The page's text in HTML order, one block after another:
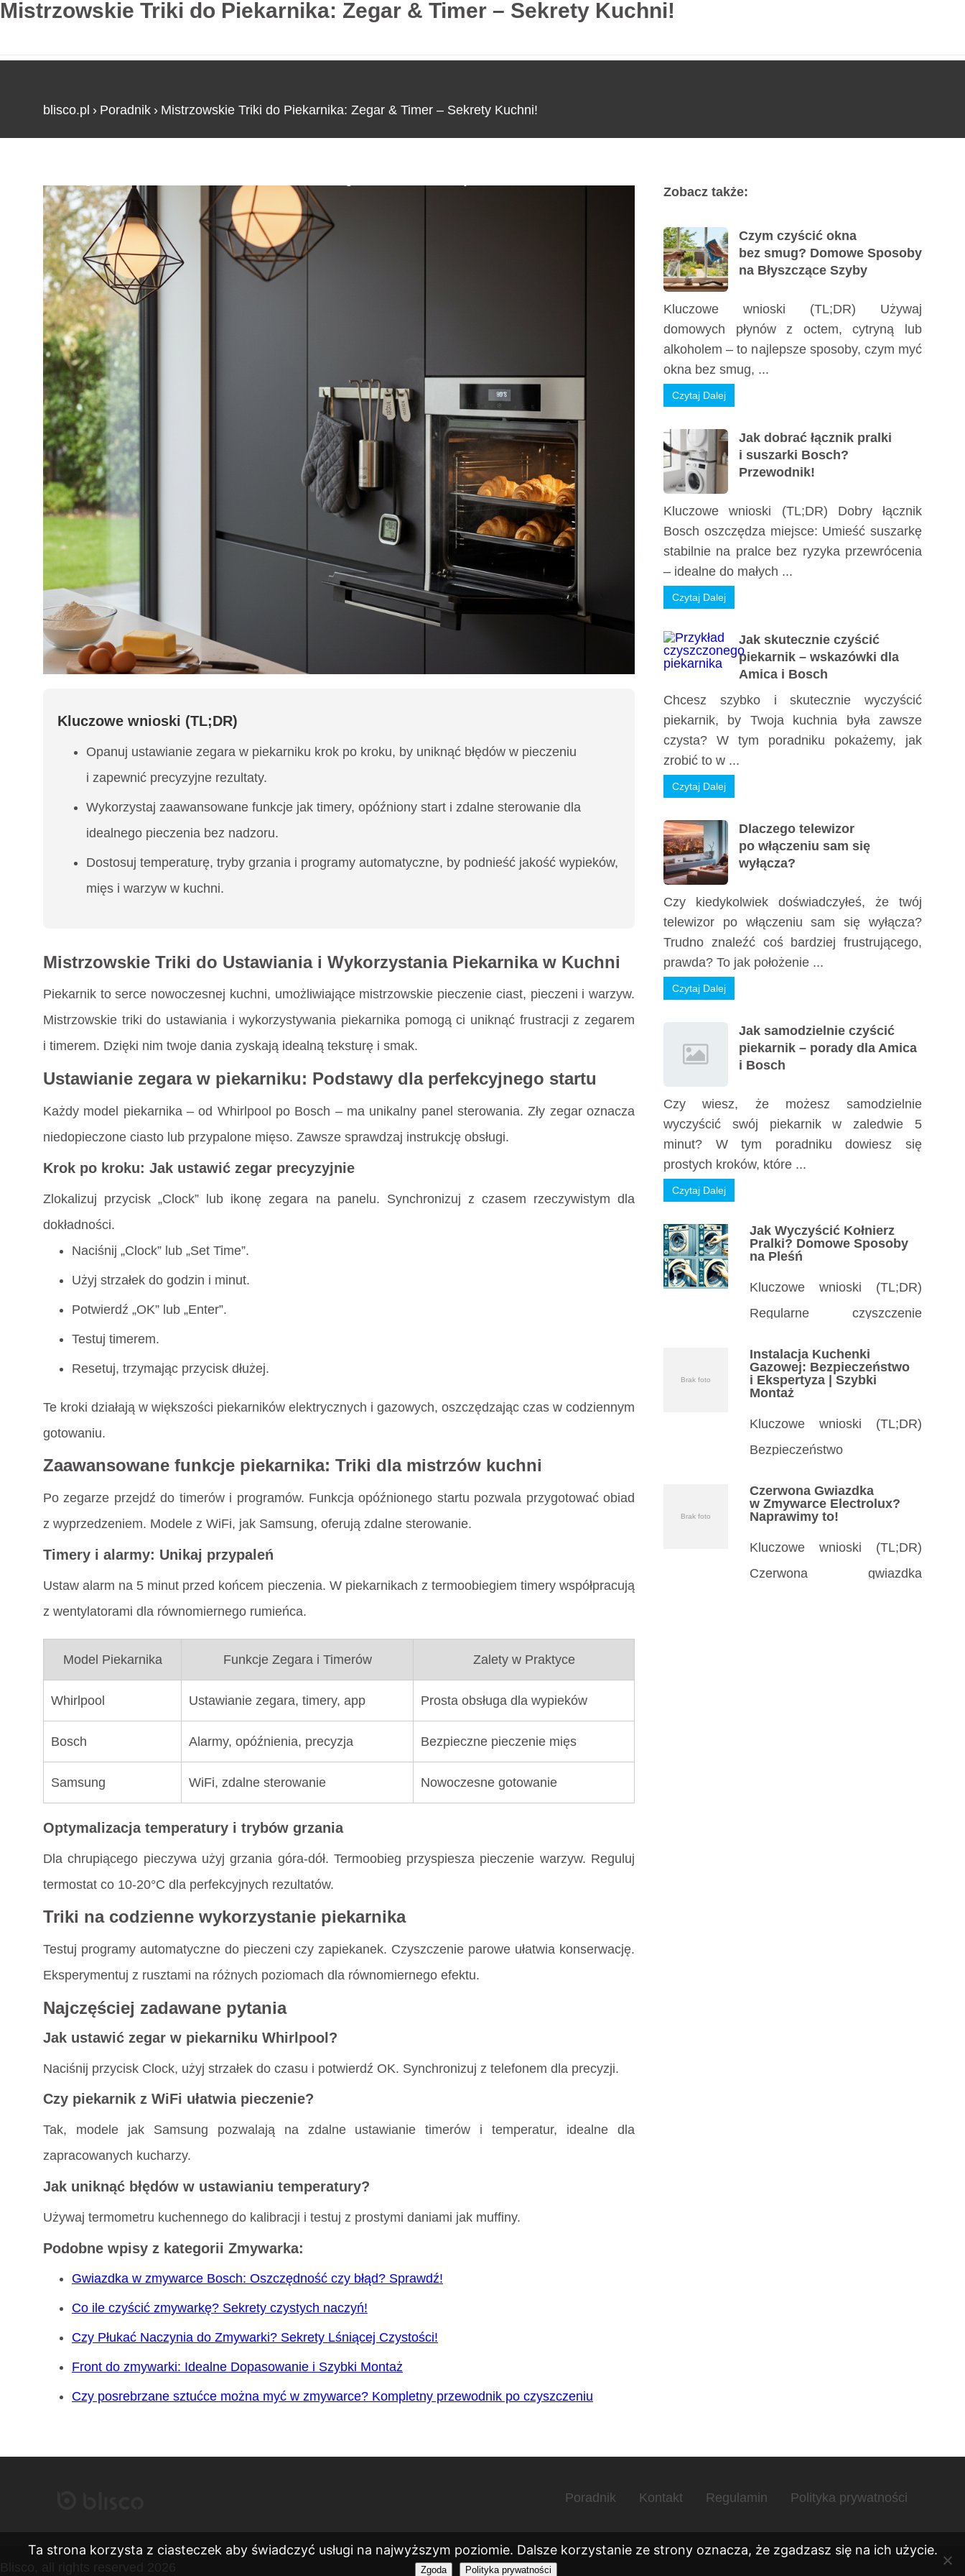
O nas
blisco.pl › Poradnik › Mistrzowskie Triki do Piekarnika: Zegar & Timer – Sekrety Kuchni!
Mistrzowskie Triki do Piekarnika: Zegar & Timer – Sekrety Kuchni!
Kluczowe wnioski (TL;DR)
Opanuj ustawianie zegara w piekarniku krok po kroku, by uniknąć błędów w pieczeniu
i zapewnić precyzyjne rezultaty.
Wykorzystaj zaawansowane funkcje jak timery, opóźniony start i zdalne sterowanie dla
idealnego pieczenia bez nadzoru.
Dostosuj temperaturę, tryby grzania i programy automatyczne, by podnieść jakość wypieków,
mięs i warzyw w kuchni.
Mistrzowskie Triki do Ustawiania i Wykorzystania Piekarnika w Kuchni
Piekarnik to serce nowoczesnej kuchni, umożliwiające mistrzowskie pieczenie ciast, pieczeni i warzyw.
Mistrzowskie triki do ustawiania i wykorzystywania piekarnika pomogą ci uniknąć frustracji z zegarem
i timerem. Dzięki nim twoje dania zyskają idealną teksturę i smak.
Ustawianie zegara w piekarniku: Podstawy dla perfekcyjnego startu
Każdy model piekarnika – od Whirlpool po Bosch – ma unikalny panel sterowania. Zły zegar oznacza
niedopieczone ciasto lub przypalone mięso. Zawsze sprawdzaj instrukcję obsługi.
Krok po kroku: Jak ustawić zegar precyzyjnie
Zlokalizuj przycisk „Clock” lub ikonę zegara na panelu. Synchronizuj z czasem rzeczywistym dla
dokładności.
Naciśnij „Clock” lub „Set Time”.
Użyj strzałek do godzin i minut.
Potwierdź „OK” lub „Enter”.
Testuj timerem.
Resetuj, trzymając przycisk dłużej.
Te kroki działają w większości piekarników elektrycznych i gazowych, oszczędzając czas w codziennym
gotowaniu.
Zaawansowane funkcje piekarnika: Triki dla mistrzów kuchni
Po zegarze przejdź do timerów i programów. Funkcja opóźnionego startu pozwala przygotować obiad
z wyprzedzeniem. Modele z WiFi, jak Samsung, oferują zdalne sterowanie.
Timery i alarmy: Unikaj przypaleń
Ustaw alarm na 5 minut przed końcem pieczenia. W piekarnikach z termoobiegiem timery współpracują
z wentylatorami dla równomiernego rumieńca.
Model Piekarnika Funkcje Zegara i Timerów Zalety w Praktyce
Whirlpool Ustawianie zegara, timery, app Prosta obsługa dla wypieków
Bosch Alarmy, opóźnienia, precyzja Bezpieczne pieczenie mięs
Samsung WiFi, zdalne sterowanie Nowoczesne gotowanie
Optymalizacja temperatury i trybów grzania
Dla chrupiącego pieczywa użyj grzania góra-dół. Termoobieg przyspiesza pieczenie warzyw. Reguluj
termostat co 10-20°C dla perfekcyjnych rezultatów.
Triki na codzienne wykorzystanie piekarnika
Testuj programy automatyczne do pieczeni czy zapiekanek. Czyszczenie parowe ułatwia konserwację.
Eksperymentuj z rusztami na różnych poziomach dla równomiernego efektu.
Najczęściej zadawane pytania
Jak ustawić zegar w piekarniku Whirlpool?
Naciśnij przycisk Clock, użyj strzałek do czasu i potwierdź OK. Synchronizuj z telefonem dla precyzji.
Czy piekarnik z WiFi ułatwia pieczenie?
Tak, modele jak Samsung pozwalają na zdalne ustawianie timerów i temperatur, idealne dla
zapracowanych kucharzy.
Jak uniknąć błędów w ustawianiu temperatury?
Używaj termometru kuchennego do kalibracji i testuj z prostymi daniami jak muffiny.
Podobne wpisy z kategorii Zmywarka:
Gwiazdka w zmywarce Bosch: Oszczędność czy błąd? Sprawdź!
Co ile czyścić zmywarkę? Sekrety czystych naczyń!
Czy Płukać Naczynia do Zmywarki? Sekrety Lśniącej Czystości!
Front do zmywarki: Idealne Dopasowanie i Szybki Montaż
Czy posrebrzane sztućce można myć w zmywarce? Kompletny przewodnik po czyszczeniu
Zobacz także:
Czym czyścić okna
bez smug? Domowe Sposoby
na Błyszczące Szyby
Kluczowe wnioski (TL;DR) Używaj
domowych płynów z octem, cytryną lub
alkoholem – to najlepsze sposoby, czym myć
okna bez smug, ...
Czytaj Dalej
Jak dobrać łącznik pralki
i suszarki Bosch?
Przewodnik!
Kluczowe wnioski (TL;DR) Dobry łącznik
Bosch oszczędza miejsce: Umieść suszarkę
stabilnie na pralce bez ryzyka przewrócenia
– idealne do małych ...
Czytaj Dalej
Jak skutecznie czyścić
piekarnik – wskazówki dla
Amica i Bosch
Chcesz szybko i skutecznie wyczyścić
piekarnik, by Twoja kuchnia była zawsze
czysta? W tym poradniku pokażemy, jak
zrobić to w ...
Czytaj Dalej
Dlaczego telewizor
po włączeniu sam się
wyłącza?
Czy kiedykolwiek doświadczyłeś, że twój
telewizor po włączeniu sam się wyłącza?
Trudno znaleźć coś bardziej frustrującego,
prawda? To jak położenie ...
Czytaj Dalej
Jak samodzielnie czyścić
piekarnik – porady dla Amica
i Bosch
Czy wiesz, że możesz samodzielnie
wyczyścić swój piekarnik w zaledwie 5
minut? W tym poradniku dowiesz się
prostych kroków, które ...
Czytaj Dalej
Jak Wyczyścić Kołnierz
Pralki? Domowe Sposoby
na Pleśń
Kluczowe wnioski (TL;DR)
Regularne czyszczenie
pleśni, zapachom
i uszkodzeniom uszczelki –
czyść co miesiąc. Proste
środki domowe jak ocet, soda
skutecznie usuwają brud
i szlam z gumowego kołnierza
w pralce. […]
Brak foto
Instalacja Kuchenki
Gazowej: Bezpieczeństwo
i Ekspertyza | Szybki
Montaż
Kluczowe wnioski (TL;DR)
Bezpieczeństwo
Instalacja kuchenki gazowej
wymaga specjalisty
z certyfikatami, by uniknąć
wycieków gazu i eksplozji.
Brak foto
Czerwona Gwiazdka
w Zmywarce Electrolux?
Naprawimy to!
Kluczowe wnioski (TL;DR)
Czerwona gwiazdka
Poradnik Kontakt Regulamin Polityka prywatności
Blisco, all rights reserved 2026
Ta strona korzysta z ciasteczek aby świadczyć usługi na najwyższym poziomie. Dalsze korzystanie ze strony oznacza, że zgadzasz się na ich użycie.
Zgoda Polityka prywatności